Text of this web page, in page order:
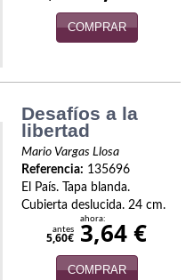
COMPRAR
Desafíos a la
libertad
Mario Vargas Llosa
Referencia: 135696
El País. Tapa blanda.
Cubierta deslucida. 24 cm.
antes
5,60€
ahora:
3,64 €
COMPRAR